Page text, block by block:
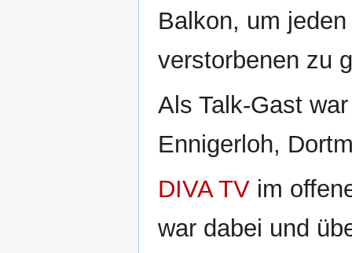
Balkon, um
verstorbenen zu
Als Talk-Gast
Ennigerloh,
DIVA TV im
war dabei und